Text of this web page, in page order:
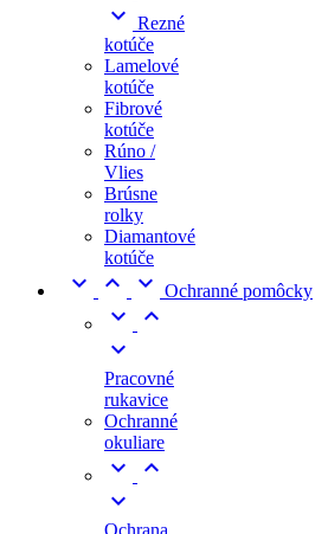
 Rezné
kotúče
Lamelové
kotúče
Fibrové
kotúče
Rúno /
Vlies
Brúsne
rolky
Diamantové
kotúče
   Ochranné pomôcky



Pracovné
rukavice
Ochranné
okuliare



Ochrana